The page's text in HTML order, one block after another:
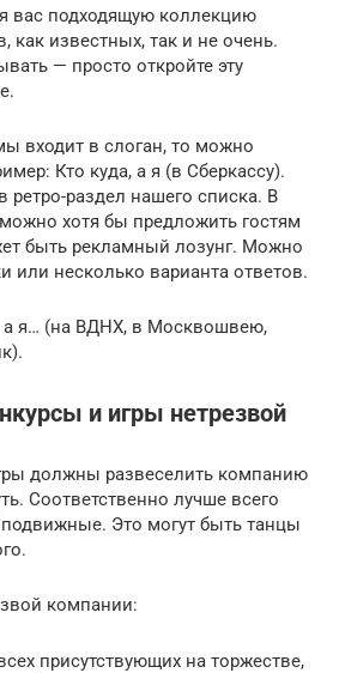
вас подходящую коллекцию
как известных, так и не очень.
— просто откройте эту
входит в слоган, то можно
Кто куда, а я (в Сберкассу).
ретро-раздел нашего списка. В
хотя бы предложить гостям
быть рекламный лозунг. Можно
или несколько варианта ответов.
а я… (на ВДНХ, в Москвошвею,
и игры нетрезвой
должны развеселить компанию
Соответственно лучше всего
Это могут быть танцы
компании:
присутствующих на торжестве,